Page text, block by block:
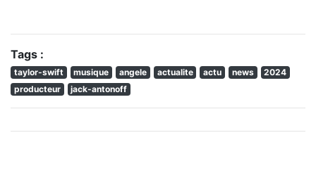
Tags :
taylor-swift musique angele actualite actu news
2024
producteur
jack-antonoff